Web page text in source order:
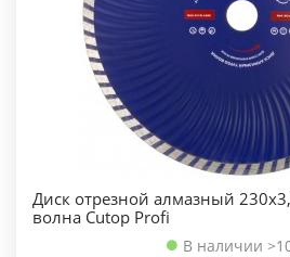
Диск отрезной алмазный
волна Cutop Profi
В наличии